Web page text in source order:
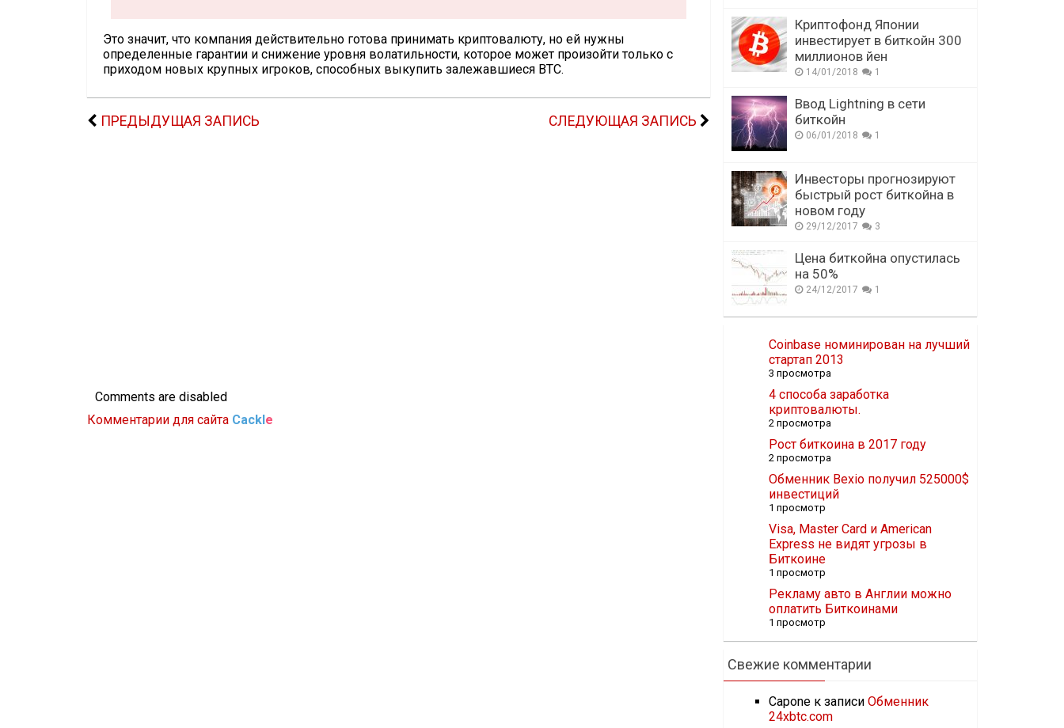
Это значит, что компания действительно готова принимать криптовалюту, но ей нужны
определенные гарантии и снижение уровня волатильности, которое может произойти только с
приходом новых крупных игроков, способных выкупить залежавшиеся BTC.
ПРЕДЫДУЩАЯ ЗАПИСЬ СЛЕДУЮЩАЯ ЗАПИСЬ
Comments are disabled
Комментарии для сайта Cackle
Криптофонд Японии
инвестирует в биткойн 300
миллионов йен
14/01/2018 1
Ввод Lightning в сети
биткойн
06/01/2018 1
Инвесторы прогнозируют
быстрый рост биткойна в
новом году
29/12/2017 3
Цена биткойна опустилась
на 50%
24/12/2017 1
Coinbase номинирован на лучший
стартап 2013
3 просмотра
4 способа заработка
криптовалюты.
2 просмотра
Рост биткоина в 2017 году
2 просмотра
Обменник Bexio получил 525000$
инвестиций
1 просмотр
Visa, Master Card и American
Express не видят угрозы в
Биткоине
1 просмотр
Рекламу авто в Англии можно
оплатить Биткоинами
1 просмотр
Свежие комментарии
Capone к записи Обменник
24xbtc.com